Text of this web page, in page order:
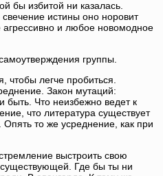
бы избитой ни казалась.
истины оно норовит
агрессивно и любое новомодное
группы.
чтобы легче пробиться.
Закон мутаций:
быть. Что неизбежно ведет к
что литература существует
Опять то же усреднение, как при
выстроить свою
Где бы ты ни